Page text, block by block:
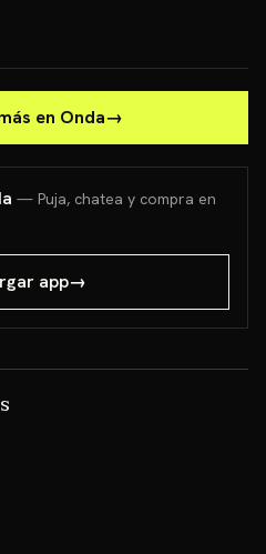
en Onda→
— Puja, chatea y compra en
app→